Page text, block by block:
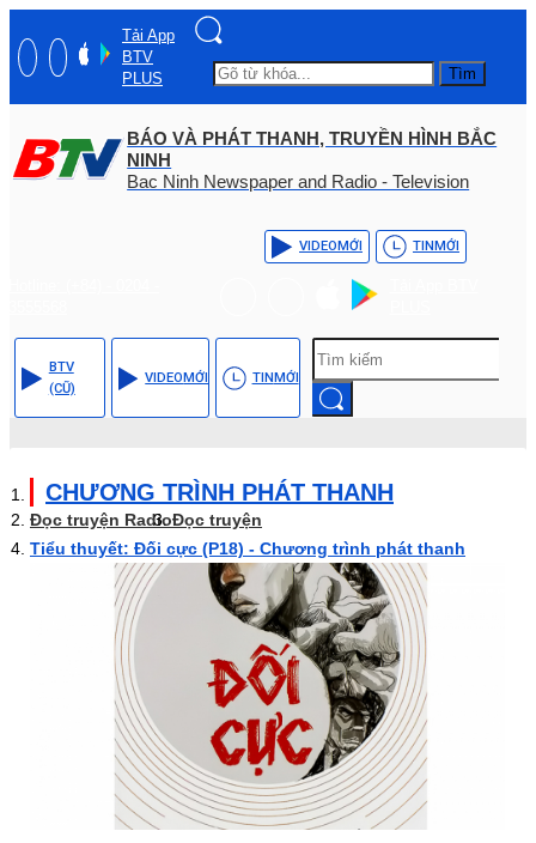
Tải App
BTV
PLUS
Tìm
BÁO VÀ PHÁT THANH, TRUYỀN HÌNH BẮC
NINH
Bac Ninh Newspaper and Radio - Television
VIDEOMỚI TINMỚI
BTV
(CŨ)
VIDEOMỚI TINMỚI
CHƯƠNG TRÌNH PHÁT THANH
Đọc truyện RadioĐọc truyện
Tiểu thuyết: Đối cực (P18) - Chương trình phát thanh